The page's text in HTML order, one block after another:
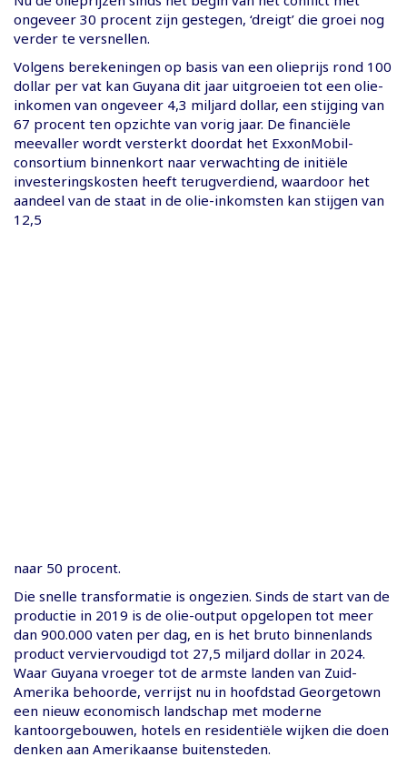
ongeveer 30 procent zijn gestegen, ‘dreigt’ die groei nog
verder te versnellen.
Volgens berekeningen op basis van een olieprijs rond 100
dollar per vat kan Guyana dit jaar uitgroeien tot een olie-
inkomen van ongeveer 4,3 miljard dollar, een stijging van
67 procent ten opzichte van vorig jaar. De financiële
meevaller wordt versterkt doordat het ExxonMobil-
consortium binnenkort naar verwachting de initiële
investeringskosten heeft terugverdiend, waardoor het
aandeel van de staat in de olie-inkomsten kan stijgen van
12,5
naar 50 procent.
Die snelle transformatie is ongezien. Sinds de start van de
productie in 2019 is de olie-output opgelopen tot meer
dan 900.000 vaten per dag, en is het bruto binnenlands
product verviervoudigd tot 27,5 miljard dollar in 2024.
Waar Guyana vroeger tot de armste landen van Zuid-
Amerika behoorde, verrijst nu in hoofdstad Georgetown
een nieuw economisch landschap met moderne
kantoorgebouwen, hotels en residentiële wijken die doen
denken aan Amerikaanse buitensteden.